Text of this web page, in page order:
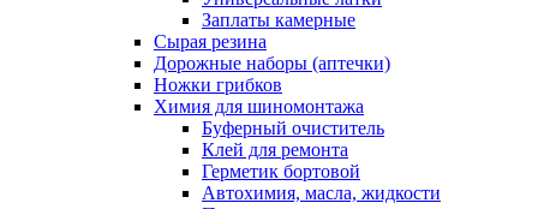
Заплаты камерные
Сырая резина
Дорожные наборы (аптечки)
Ножки грибков
Химия для шиномонтажа
Буферный очиститель
Клей для ремонта
Герметик бортовой
Автохимия, масла, жидкости